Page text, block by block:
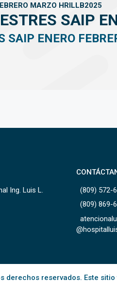
MARZO HRILLB2025
SAIP
SAIP ENERO
Ing. Luis L.
(809) 572-
(809) 869-
derechos reservados. Este